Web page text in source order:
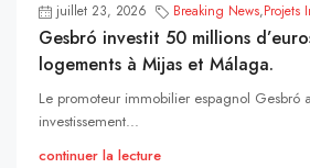
juillet 23, 2026 Breaking News,Projets
Gesbró investit 50 millions
logements à Mijas et Málaga.
Le promoteur immobilier espagnol Gesbró
investissement...
continuer la lecture